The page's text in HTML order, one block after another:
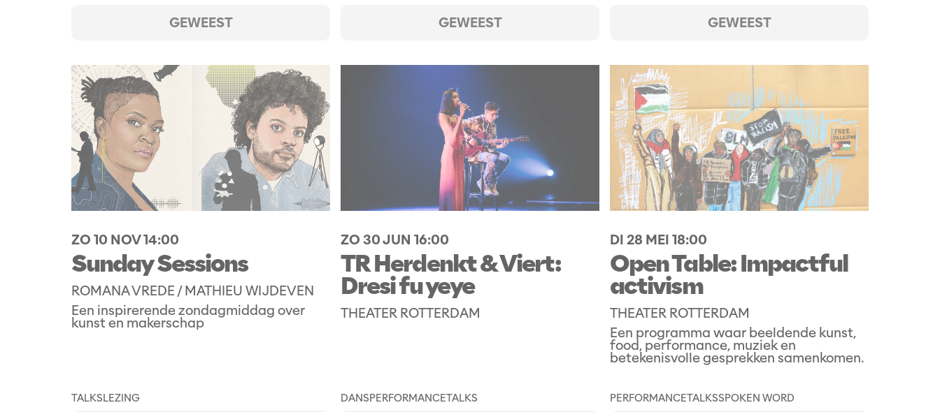
GEWEEST GEWEEST GEWEEST
Sunday Sessions
ROMANA VREDE / MATHIEU WIJDEVEN
ZO 10 NOV14:00
Een inspirerende zondagmiddag over
kunst en makerschap
TALKSLEZING
TR Herdenkt & Viert:
Dresi fu yeye
THEATER ROTTERDAM
ZO 30 JUN 16:00
DANSPERFORMANCETALKS
Open Table: Impactful
activism
THEATER ROTTERDAM
DI 28 MEI 18:00
Een programma waar beeldende kunst,
food, performance, muziek en
betekenisvolle gesprekken samenkomen.
PERFORMANCETALKSSPOKEN WORD